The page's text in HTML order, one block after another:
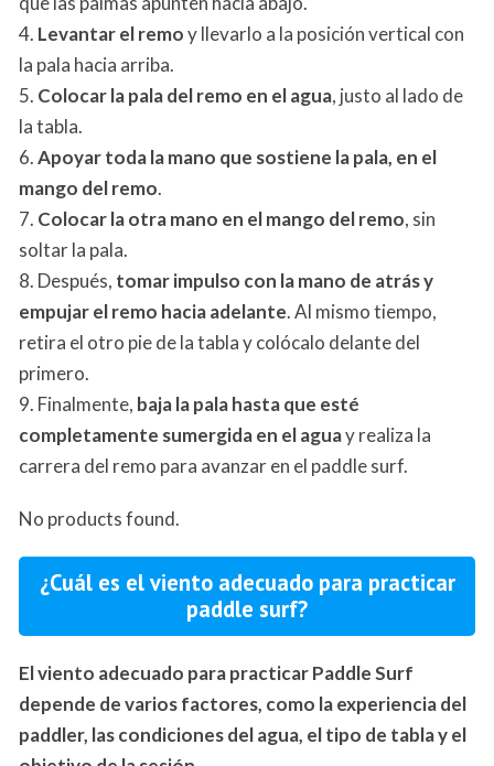
4. Levantar el remoy llevarlo a la posición vertical con
la pala hacia arriba.
5. Colocar la pala del remo en el agua, justo al lado de
la tabla.
6.Apoyar toda la mano que sostiene la pala, en el
mango del remo.
7. Colocar la otra mano en el mango del remo, sin
soltar la pala.
8. Después, tomar impulso con la mano de atrás y
empujar el remo hacia adelante. Al mismo tiempo,
retira el otro pie de la tabla y colócalo delante del
primero.
9. Finalmente, baja la pala hasta que esté
completamente sumergida en el aguay realiza la
carrera del remo para avanzar en el paddle surf.
No products found.
¿Cuál es el viento adecuado para practicar
paddle surf?
El viento adecuado para practicar Paddle Surf
depende de varios factores, como la experiencia del
paddler, las condiciones del agua, el tipo de tabla y el